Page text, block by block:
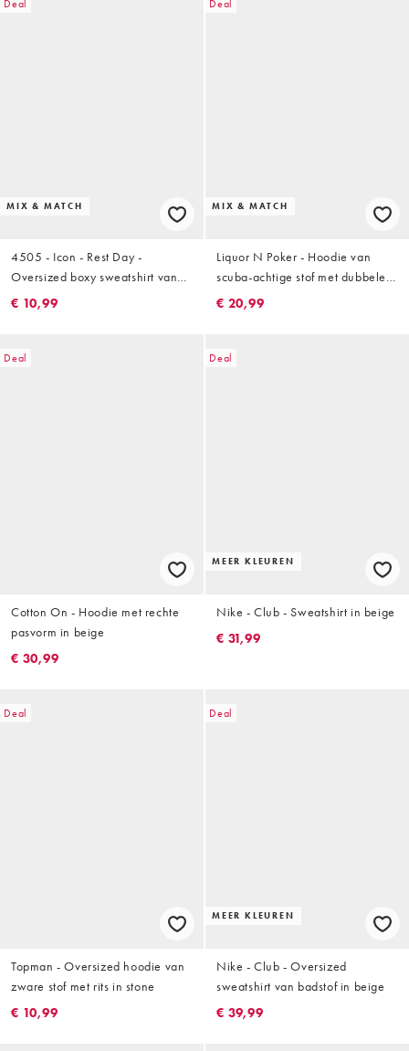
Deal
MIX & MATCH
4505 - Icon - Rest Day -
Oversized boxy sweatshirt van
440gsm zwaar katoen in
€ 10,99
Deal
MIX & MATCH
Liquor N Poker - Hoodie van
scuba-achtige stof met dubbele
rits in stone, deel van co-ord set
€ 20,99
Deal
Cotton On - Hoodie met rechte
pasvorm in beige
€ 30,99
Deal
MEER KLEUREN
Nike - Club - Sweatshirt in beige
€ 31,99
Deal
Topman - Oversized hoodie van
zware stof met rits in stone
€ 10,99
Deal
MEER KLEUREN
Nike - Club - Oversized
sweatshirt van badstof in beige
€ 39,99